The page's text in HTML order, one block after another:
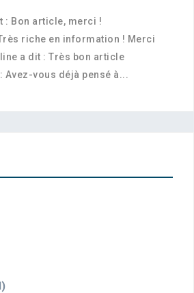
: Bon article, merci !
riche en information ! Merci
a dit : Très bon article
Avez-vous déjà pensé à...